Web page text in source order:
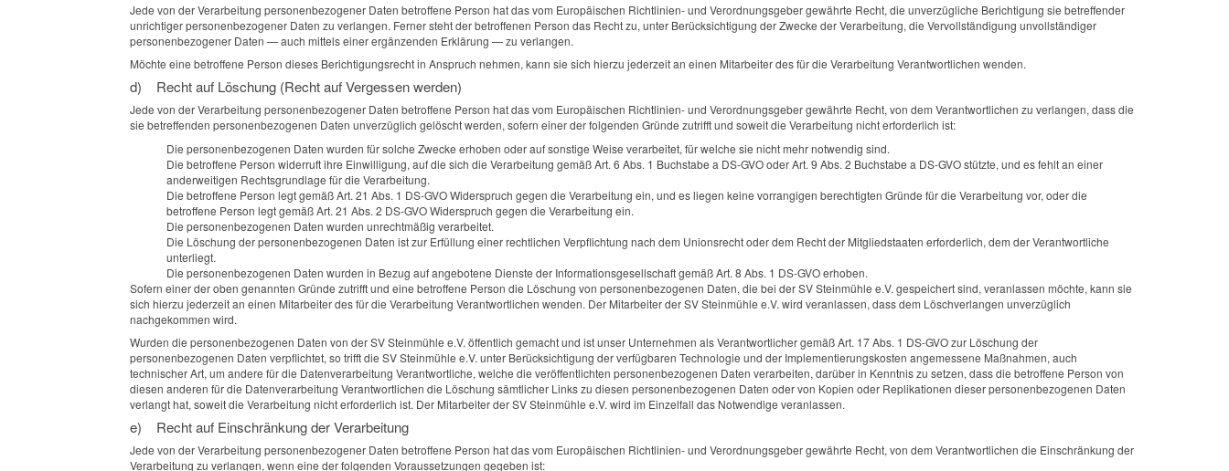
Jede von der Verarbeitung personenbezogener Daten betroffene Person hat das vom Europäischen Richtlinien- und Verordnungsgeber gewährte Recht, die unverzügliche Berichtigung sie betreffender
unrichtiger personenbezogener Daten zu verlangen. Ferner steht der betroffenen Person das Recht zu, unter Berücksichtigung der Zwecke der Verarbeitung, die Vervollständigung unvollständiger
personenbezogener Daten — auch mittels einer ergänzenden Erklärung — zu verlangen.
Möchte eine betroffene Person dieses Berichtigungsrecht in Anspruch nehmen, kann sie sich hierzu jederzeit an einen Mitarbeiter des für die Verarbeitung Verantwortlichen wenden.
d) Recht auf Löschung (Recht auf Vergessen werden)
Jede von der Verarbeitung personenbezogener Daten betroffene Person hat das vom Europäischen Richtlinien- und Verordnungsgeber gewährte Recht, von dem Verantwortlichen zu verlangen, dass die
sie betreffenden personenbezogenen Daten unverzüglich gelöscht werden, sofern einer der folgenden Gründe zutrifft und soweit die Verarbeitung nicht erforderlich ist:
Die personenbezogenen Daten wurden für solche Zwecke erhoben oder auf sonstige Weise verarbeitet, für welche sie nicht mehr notwendig sind.
Die betroffene Person widerruft ihre Einwilligung, auf die sich die Verarbeitung gemäß Art. 6 Abs. 1 Buchstabe a DS-GVO oder Art. 9 Abs. 2 Buchstabe a DS-GVO stützte, und es fehlt an einer
anderweitigen Rechtsgrundlage für die Verarbeitung.
Die betroffene Person legt gemäß Art. 21 Abs. 1 DS-GVO Widerspruch gegen die Verarbeitung ein, und es liegen keine vorrangigen berechtigten Gründe für die Verarbeitung vor, oder die
betroffene Person legt gemäß Art. 21 Abs. 2 DS-GVO Widerspruch gegen die Verarbeitung ein.
Die personenbezogenen Daten wurden unrechtmäßig verarbeitet.
Die Löschung der personenbezogenen Daten ist zur Erfüllung einer rechtlichen Verpflichtung nach dem Unionsrecht oder dem Recht der Mitgliedstaaten erforderlich, dem der Verantwortliche
unterliegt.
Die personenbezogenen Daten wurden in Bezug auf angebotene Dienste der Informationsgesellschaft gemäß Art. 8 Abs. 1 DS-GVO erhoben.
Sofern einer der oben genannten Gründe zutrifft und eine betroffene Person die Löschung von personenbezogenen Daten, die bei der SV Steinmühle e.V. gespeichert sind, veranlassen möchte, kann sie
sich hierzu jederzeit an einen Mitarbeiter des für die Verarbeitung Verantwortlichen wenden. Der Mitarbeiter der SV Steinmühle e.V. wird veranlassen, dass dem Löschverlangen unverzüglich
nachgekommen wird.
Wurden die personenbezogenen Daten von der SV Steinmühle e.V. öffentlich gemacht und ist unser Unternehmen als Verantwortlicher gemäß Art. 17 Abs. 1 DS-GVO zur Löschung der
personenbezogenen Daten verpflichtet, so trifft die SV Steinmühle e.V. unter Berücksichtigung der verfügbaren Technologie und der Implementierungskosten angemessene Maßnahmen, auch
technischer Art, um andere für die Datenverarbeitung Verantwortliche, welche die veröffentlichten personenbezogenen Daten verarbeiten, darüber in Kenntnis zu setzen, dass die betroffene Person von
diesen anderen für die Datenverarbeitung Verantwortlichen die Löschung sämtlicher Links zu diesen personenbezogenen Daten oder von Kopien oder Replikationen dieser personenbezogenen Daten
verlangt hat, soweit die Verarbeitung nicht erforderlich ist. Der Mitarbeiter der SV Steinmühle e.V. wird im Einzelfall das Notwendige veranlassen.
e) Recht auf Einschränkung der Verarbeitung
Jede von der Verarbeitung personenbezogener Daten betroffene Person hat das vom Europäischen Richtlinien- und Verordnungsgeber gewährte Recht, von dem Verantwortlichen die Einschränkung der
Verarbeitung zu verlangen, wenn eine der folgenden Voraussetzungen gegeben ist: